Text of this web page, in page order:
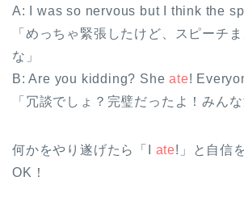
A: I was so nervous but I think the
「めっちゃ緊張したけど、スピーチ
な」
B: Are you kidding? Sheate!
「冗談でしょ？完璧だったよ！みんな
何かをやり遂げたら「I ate!」と自信
OK！